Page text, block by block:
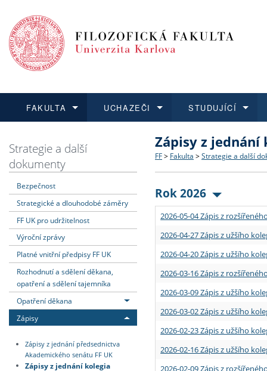
FAKULTA
Dozvědět se více
Struktura a historie
Strategie a další
Podpora a benefity pro
Absolventi fakulty
UCHAZEČI
Podat přihlášku
Co studovat a jak se
Učitelské studijní
Informace k průběhu
STUDUJÍCÍ
Dozvědět se více
Bakalářské a magisterské
Doktorské studium
Rigorózní řízení
Dozvědět se více
O vědě a výzkumu na FF
Akademické kvalifikace
Granty a projekty
Dozvědět se více
Aktuální nabídky a
Vyjíždějící studenti
Přijíždějící studenti
Vyjíždějící zaměstnanci
Strategie a další
dokumenty
Bezpečnost
Strategické a dlouhodobé záměry
FF UK pro udržitelnost
Výroční zprávy
Platné vnitřní předpisy FF UK
Rozhodnutí a sdělení děkana,
opatření a sdělení tajemníka
Opatření děkana
Zápisy
Zápisy z jednání předsednictva
Akademického senátu FF UK
Zápisy z jednání kolegia
Zápisy z jednání
FF > Fakulta > Strategie a další
Rok 2026
2026-05-04 Zápis z
2026-04-27 Zápis z užšího
2026-04-20 Zápis z užšího
2026-03-16 Zápis z
2026-03-09 Zápis z užšího
2026-03-02 Zápis z užšího
2026-02-23 Zápis z užšího
2026-02-16 Zápis z užšího
2026-02-09 Zápis z